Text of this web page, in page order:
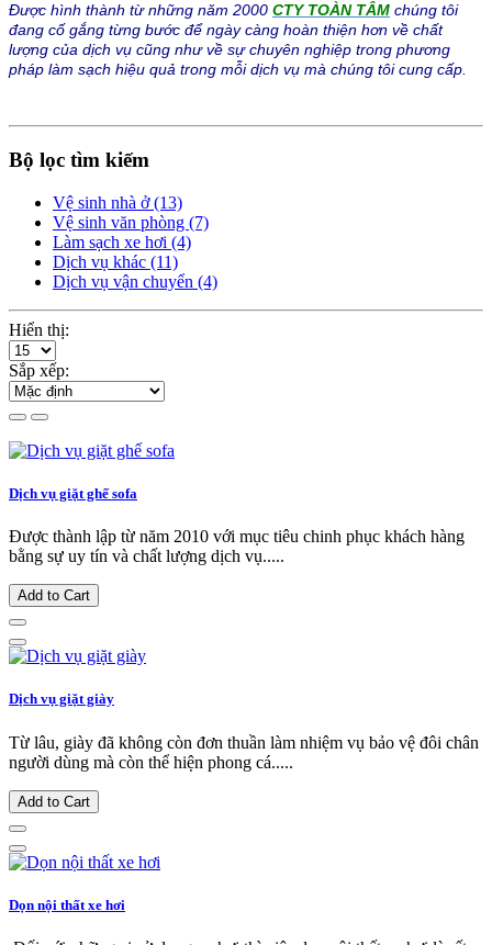
Được hình thành từ những năm 2000 CTY TOÀN TÂM chúng tôi
đang cố gắng từng bước để ngày càng hoàn thiện hơn về chất
lượng của dịch vụ cũng như về sự chuyên nghiệp trong phương
pháp làm sạch hiệu quả trong mỗi dịch vụ mà chúng tôi cung cấp.
Bộ lọc tìm kiếm
Vệ sinh nhà ở (13)
Vệ sinh văn phòng (7)
Làm sạch xe hơi (4)
Dịch vụ khác (11)
Dịch vụ vận chuyển (4)
Hiển thị:
Sắp xếp:
Dịch vụ giặt ghế sofa
Được thành lập từ năm 2010 với mục tiêu chinh phục khách hàng
bằng sự uy tín và chất lượng dịch vụ.....
Add to Cart
Dịch vụ giặt giày
Từ lâu, giày đã không còn đơn thuần làm nhiệm vụ bảo vệ đôi chân
người dùng mà còn thể hiện phong cá.....
Add to Cart
Dọn nội thất xe hơi